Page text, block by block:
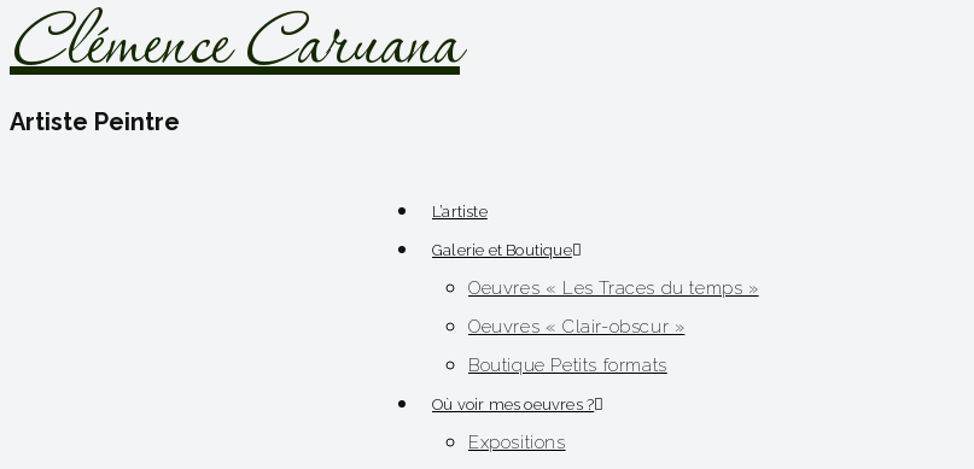
Clémence Caruana
Artiste Peintre
L’artiste
Galerie et Boutique
Oeuvres « Les Traces du temps »
Oeuvres « Clair-obscur »
Boutique Petits formats
Où voir mes oeuvres ?
Expositions